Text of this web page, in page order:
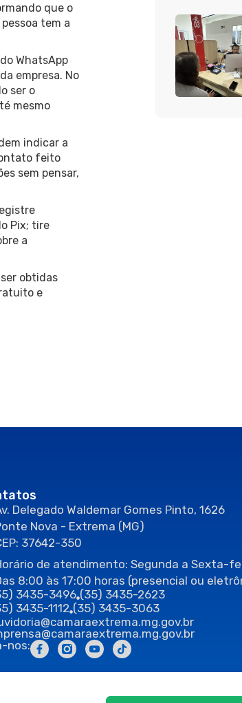
que o
tem a
WhatsApp
empresa. No
ser o
mesmo
indicar a
feito
sem pensar,
Pix; tire
a
obtidas
e
Delegado Waldemar Gomes Pinto, 1626
Nova - Extrema (MG)
37642-350
de atendimento: Segunda a Sexta-
8:00 às 17:00 horas (presencial ou
3435-3496 (35) 3435-2623
3435-1112 (35) 3435-3063
nos: